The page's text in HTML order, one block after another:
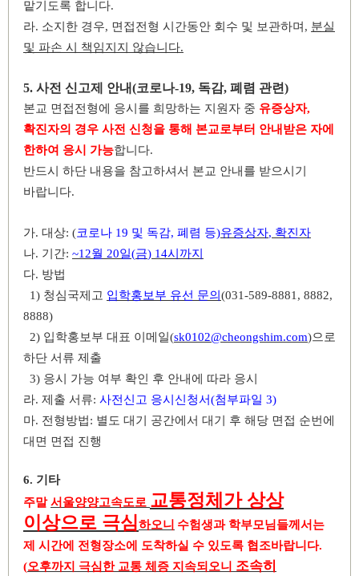
맡기도록 합니다.
라. 소지한 경우, 면접전형 시간동안 회수 및 보관하며 , 분실
및 파손 시 책임지지 않습니다.
5. 사전 신고제 안내(코로나-19, 독감, 폐렴 관련)
본교 면접전형에 응시를 희망하는 지원자 중 유증상자,
확진자의 경우 사전 신청을 통해 본교로부터 안내받은 자에
한하여 응시 가능합니다.
반드시 하단 내용을 참고하셔서 본교 안내를 받으시기
바랍니다.
가. 대상: (코로나 19 및 독감, 폐렴 등)유증상자, 확진자
나. 기간: ~12월 20일(금) 14시까지
다. 방법
1) 청심국제고 입학홍보부 유선 문의 (031-589-8881, 8882,
8888)
2) 입학홍보부 대표 이메일(sk0102@cheongshim.com)으로
하단 서류 제출
3) 응시 가능 여부 확인 후 안내에 따라 응시
라. 제출 서류: 사전신고 응시신청서(첨부파일 3)
마. 전형방법: 별도 대기 공간에서 대기 후 해당 면접 순번에
대면 면접 진행
6. 기타
주말서울양양고속도로 교통정체가 상상
이상으로 극심하오니 수험생과 학부모님들께서는
제 시간에 전형장소에 도착하실 수 있도록 협조바랍니다.
(오후까지 극심한 교통 체증 지속되오니 조속히